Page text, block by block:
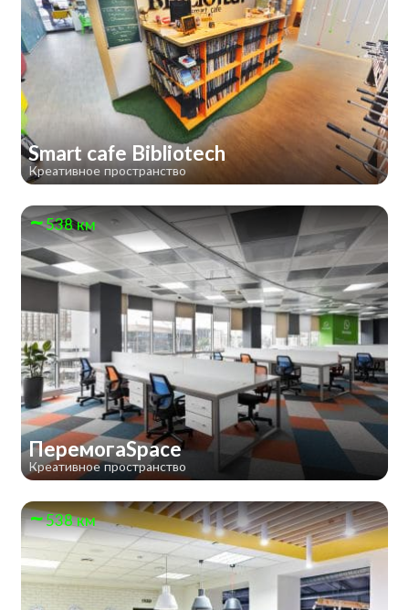
Smart cafe Bibliotech
Креативное пространство
538 км
ПеремогаSpace
Креативное пространство
538 км